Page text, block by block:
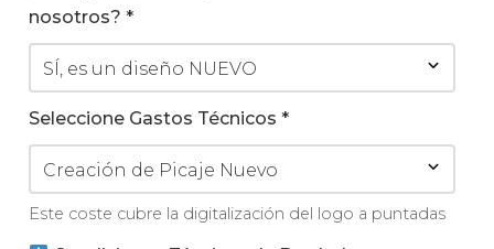
nosotros? *
Seleccione Gastos Técnicos *
Este coste cubre la digitalización del logo a puntadas